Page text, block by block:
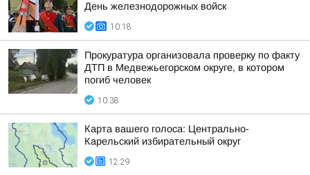
День железнодорожных войск
10:18
Прокуратура организовала проверку по факту
ДТП в Медвежьегорском округе, в котором
погиб человек
10:38
Карта вашего голоса: Центрально-
Карельский избирательный округ
12:29